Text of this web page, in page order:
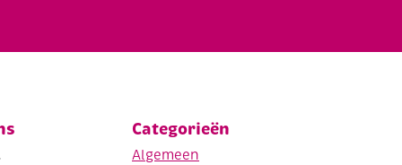
Categorieën
Algemeen